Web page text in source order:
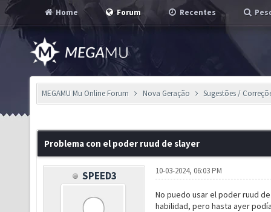
Home Forum Recentes
MEGAMU Mu Online Forum Nova Geração Sugestões /
Problema con el poder ruud de slayer
SPEED3 10-03-2024, 06:03 PM
No puedo usar el poder ruud
habilidad, pero hasta ayer